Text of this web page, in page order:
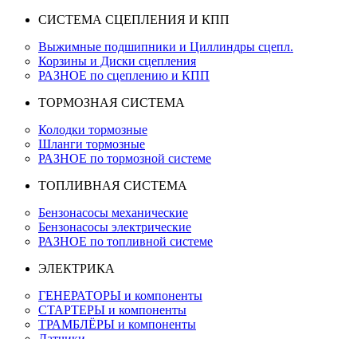
СИСТЕМА СЦЕПЛЕНИЯ И КПП
Выжимные подшипники и Циллиндры сцепл.
Корзины и Диски сцепления
РАЗНОЕ по сцеплению и КПП
ТОРМОЗНАЯ СИСТЕМА
Колодки тормозные
Шланги тормозные
РАЗНОЕ по тормозной системе
ТОПЛИВНАЯ СИСТЕМА
Бензонасосы механические
Бензонасосы электрические
РАЗНОЕ по топливной системе
ЭЛЕКТРИКА
ГЕНЕРАТОРЫ и компоненты
СТАРТЕРЫ и компоненты
ТРАМБЛЁРЫ и компоненты